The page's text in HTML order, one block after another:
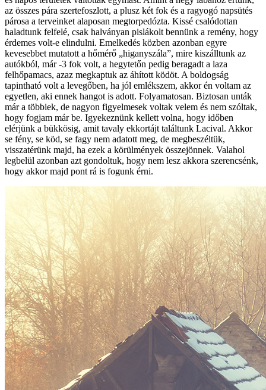
az összes pára szertefoszlott, a plusz két fok és a ragyogó napsütés
párosa a terveinket alaposan megtorpedózta. Kissé csalódottan
haladtunk felfelé, csak halványan pislákolt bennünk a remény, hogy
érdemes volt-e elindulni. Emelkedés közben azonban egyre
kevesebbet mutatott a hőmérő „higanyszála”, mire kiszálltunk az
autókból, már -3 fok volt, a hegytetőn pedig beragadt a laza
felhőpamacs, azaz megkaptuk az áhított ködöt. A boldogság
tapintható volt a levegőben, ha jól emlékszem, akkor én voltam az
egyetlen, aki ennek hangot is adott. Folyamatosan. Biztosan unták
már a többiek, de nagyon figyelmesek voltak velem és nem szóltak,
hogy fogjam már be. Igyekeznünk kellett volna, hogy időben
elérjünk a bükkösig, amit tavaly ekkortájt találtunk Lacival. Akkor
se fény, se köd, se fagy nem adatott meg, de megbeszéltük,
visszatérünk majd, ha ezek a körülmények összejönnek. Valahol
legbelül azonban azt gondoltuk, hogy nem lesz akkora szerencsénk,
hogy akkor majd pont rá is fogunk érni.